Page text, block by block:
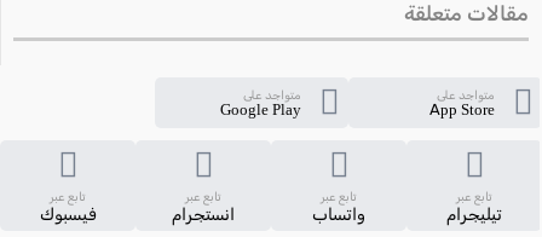
مقالات متعلقة
متواجد على
App Store
متواجد على
Google Play
تابع عبر
تيليجرام
تابع عبر
واتساب
تابع عبر
انستجرام
تابع عبر
فيسبوك